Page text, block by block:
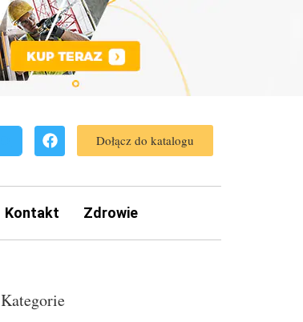
Dołącz do katalogu
Kontakt Zdrowie
Kategorie